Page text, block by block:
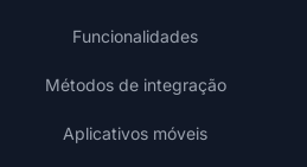
Funcionalidades
Métodos de integração
Aplicativos móveis